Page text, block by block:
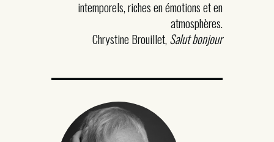
intemporels, riches en émotions et en
atmosphères.
Chrystine Brouillet,Salut bonjour